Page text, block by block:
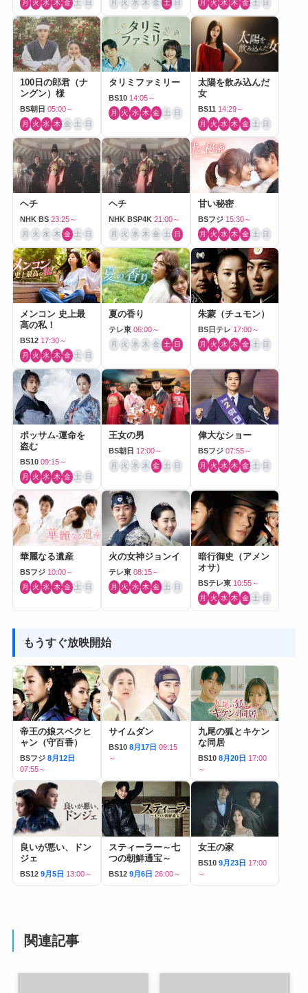
月 火 水 木 金 土 日 月 火 水 木 金 土 日 月 火 水 木 金 土 日
100日の郎君（ナ
ングン）様
BS朝日 05:00～
月 火 水 木 金 土 日
タリミファミリー
BS10 14:05～
月 火 水 木 金 土 日
太陽を飲み込んだ
女
BS11 14:29～
月 火 水 木 金 土 日
ヘチ
NHK BS 23:25～
月 火 水 木 金 土 日
ヘチ
NHK BSP4K 21:00～
月 火 水 木 金 土 日
甘い秘密
BSフジ 15:30～
月 火 水 木 金 土 日
メンコン 史上最
高の私！
BS12 17:30～
月 火 水 木 金 土 日
夏の香り
テレ東 06:00～
月 火 水 木 金 土 日
朱蒙（チュモン）
BS日テレ 17:00～
月 火 水 木 金 土 日
ポッサム-運命を
盗む
BS10 09:15～
月 火 水 木 金 土 日
王女の男
BS朝日 12:00～
月 火 水 木 金 土 日
偉大なショー
BSフジ 07:55～
月 火 水 木 金 土 日
華麗なる遺産
BSフジ 10:00～
月 火 水 木 金 土 日
火の女神ジョンイ
テレ東 08:15～
月 火 水 木 金 土 日
暗行御史（アメン
オサ）
BSテレ東 10:55～
月 火 水 木 金 土 日
もうすぐ放映開始
帝王の娘スベクヒ
ャン（守百香）
BSフジ 8月12日
07:55～
サイムダン
BS10 8月17日 09:15
～
九尾の狐とキケン
な同居
BS10 8月20日 17:00
～
良いが悪い、ドン
ジェ
BS12 9月5日 13:00～
スティーラー～七
つの朝鮮通宝～
BS12 9月6日 26:00～
女王の家
BS10 9月23日 17:00
～
関連記事